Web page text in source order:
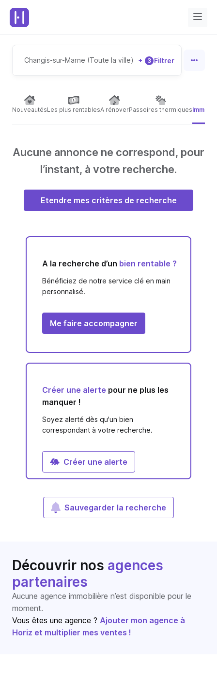
Changis-sur-Marne (Toute la ville) + 3 Filtrer
NouveautésLes plus rentablesA rénoverPassoires thermiques
Aucune annonce ne correspond, pour
l’instant, à votre recherche.
Etendre mes critères de recherche
A la recherche d’un bien rentable ?
Bénéficiez de notre service clé en main
personnalisé.
Me faire accompagner
Créer une alerte pour ne plus les
manquer !
Soyez alerté dès qu'un bien
correspondant à votre recherche.
Créer une alerte
Sauvegarder la recherche
Découvrir nos agences
partenaires
Aucune agence immobilière n’est disponible pour le
moment.
Vous êtes une agence ? Ajouter mon agence à
Horiz et multiplier mes ventes !